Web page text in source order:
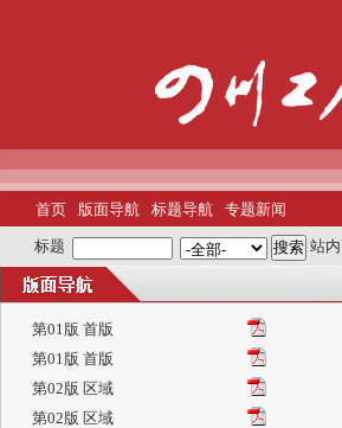
首页 版面导航 标题导航 专题新闻
标题 站
第01版 首版
第01版 首版
第02版 区域
第02版 区域